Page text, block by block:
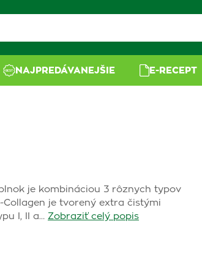
NAJPREDÁVANEJŠIE E-RECEPT
je kombináciou 3 rôznych typov
Collagen je tvorený extra čistými
I, II a… Zobraziť celý popis